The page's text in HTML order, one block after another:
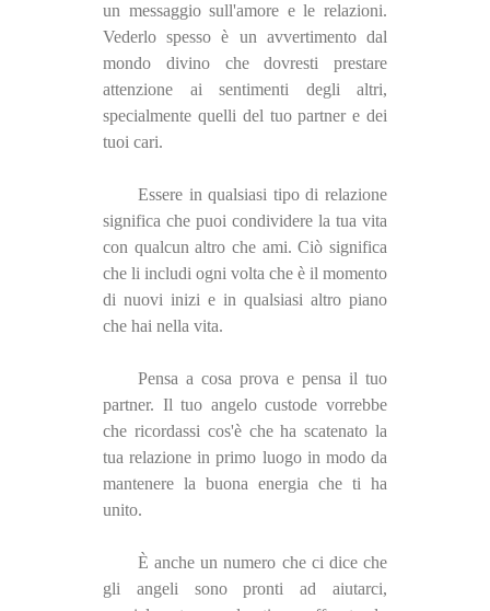
un messaggio sull'amore e le relazioni.
Vederlo spesso è un avvertimento dal
mondo divino che dovresti prestare
attenzione ai sentimenti degli altri,
specialmente quelli del tuo partner e dei
tuoi cari.
Essere in qualsiasi tipo di relazione
significa che puoi condividere la tua vita
con qualcun altro che ami. Ciò significa
che li includi ogni volta che è il momento
di nuovi inizi e in qualsiasi altro piano
che hai nella vita.
Pensa a cosa prova e pensa il tuo
partner. Il tuo angelo custode vorrebbe
che ricordassi cos'è che ha scatenato la
tua relazione in primo luogo in modo da
mantenere la buona energia che ti ha
unito.
È anche un numero che ci dice che
gli angeli sono pronti ad aiutarci,